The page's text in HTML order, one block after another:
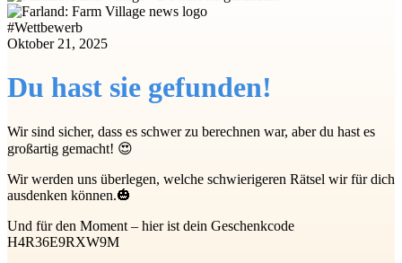
#Wettbewerb
Oktober 21, 2025
Du hast sie gefunden!
Wir sind sicher, dass es schwer zu berechnen war, aber du hast es
großartig gemacht! 😍
Wir werden uns überlegen, welche schwierigeren Rätsel wir für dich
ausdenken können.🎃
Und für den Moment – hier ist dein Geschenkcode
H4R36E9RXW9M